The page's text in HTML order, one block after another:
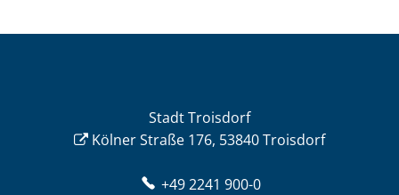
Stadt Troisdorf
Kölner Straße 176, 53840 Troisdorf
+49 2241 900-0